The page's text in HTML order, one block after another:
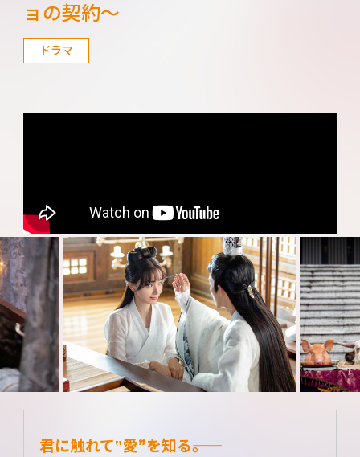
ョの契約～
ドラマ
君に触れて‟愛”を知る――。